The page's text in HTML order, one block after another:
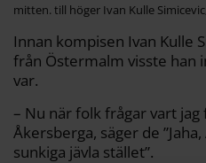
mitten. till höger Ivan Kulle
Innan kompisen Ivan Kulle
från Östermalm visste han
var.
– Nu när folk frågar vart
Åkersberga, säger de
sunkiga jävla stället”.